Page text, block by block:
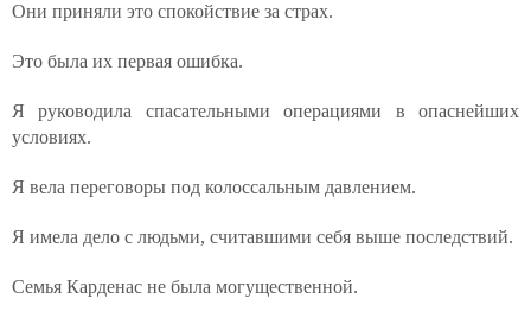
Они приняли это спокойствие за страх.
Это была их первая ошибка.
Я руководила спасательными операциями в опаснейших
условиях.
Я вела переговоры под колоссальным давлением.
Я имела дело с людьми, считавшими себя выше последствий.
Семья Карденас не была могущественной.